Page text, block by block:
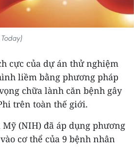
cực của dự án thử nghiệm
liềm bằng phương pháp
chữa lành căn bệnh gây
trên toàn thế giới.
Mỹ (NIH) đã áp dụng phương
cơ thể của 9 bệnh nhân